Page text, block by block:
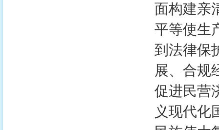
面构建亲
平等使生
到法律保
展、合规
促进民营
义现代化